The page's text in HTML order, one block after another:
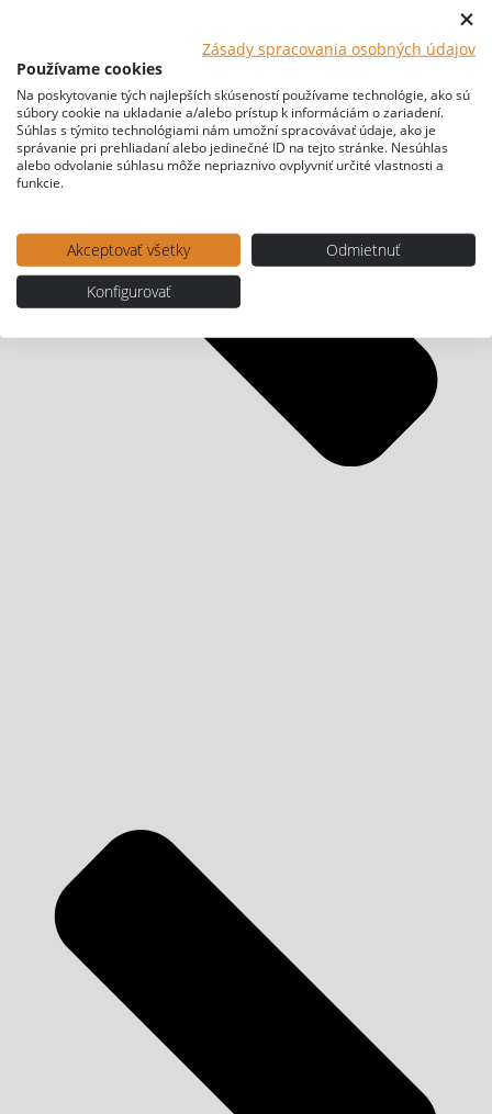
Zásady spracovania osobných údajov
Používame cookies
Na poskytovanie tých najlepších skúseností používame technológie, ako sú
súbory cookie na ukladanie a/alebo prístup k informáciám o zariadení.
Súhlas s týmito technológiami nám umožní spracovávať údaje, ako je
správanie pri prehliadaní alebo jedinečné ID na tejto stránke. Nesúhlas
alebo odvolanie súhlasu môže nepriaznivo ovplyvniť určité vlastnosti a
funkcie.
Akceptovať všetky
Odmietnuť
Konfigurovať